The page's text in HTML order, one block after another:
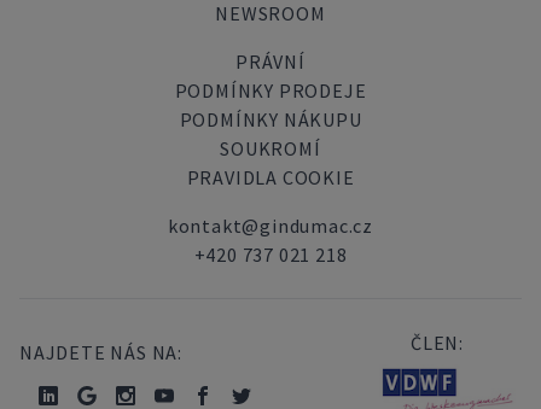
NEWSROOM
PRÁVNÍ
PODMÍNKY PRODEJE
PODMÍNKY NÁKUPU
SOUKROMÍ
PRAVIDLA COOKIE
kontakt@gindumac.cz
+420 737 021 218
NAJDETE NÁS NA: ČLEN: